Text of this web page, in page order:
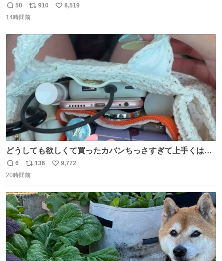
返
信
50
リ
ポ
ト
数
910
い
8,519
14時間前
どうしても欲しくて買ったカバンちっさすぎて上手くはめ
ないと荷物入らん。女のカバンってなんでこんなちっさい
の
返
信
6
リ
ポ
ト
数
136
い
数
9,772
20時間前